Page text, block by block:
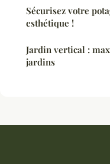
Sécurisez votre
esthétique !
Jardin vertical :
jardins